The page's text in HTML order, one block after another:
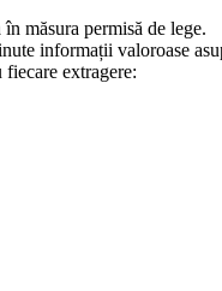
măsura permisă de lege.
informații valoroase
extragere: